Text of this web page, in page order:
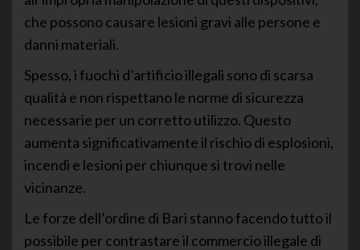
che possono causare lesioni gravi alle persone e
danni materiali.
Spesso, i fuochi d’artificio illegali sono di scarsa
qualità e non rispettano le norme di sicurezza
necessarie per un corretto utilizzo. Questo
aumenta significativamente il rischio di esplosioni,
incendi e lesioni per chiunque si trovi nelle
vicinanze.
Le forze dell’ordine di Bari stanno facendo tutto il
possibile per contrastare il commercio illegale di